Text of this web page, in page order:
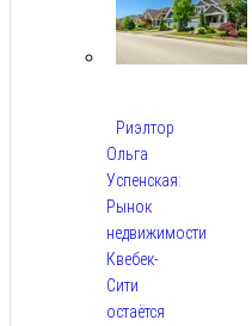
Риэлтор
Ольга
Успенская:
Рынок
недвижимости
Квебек-
Сити
остаётся